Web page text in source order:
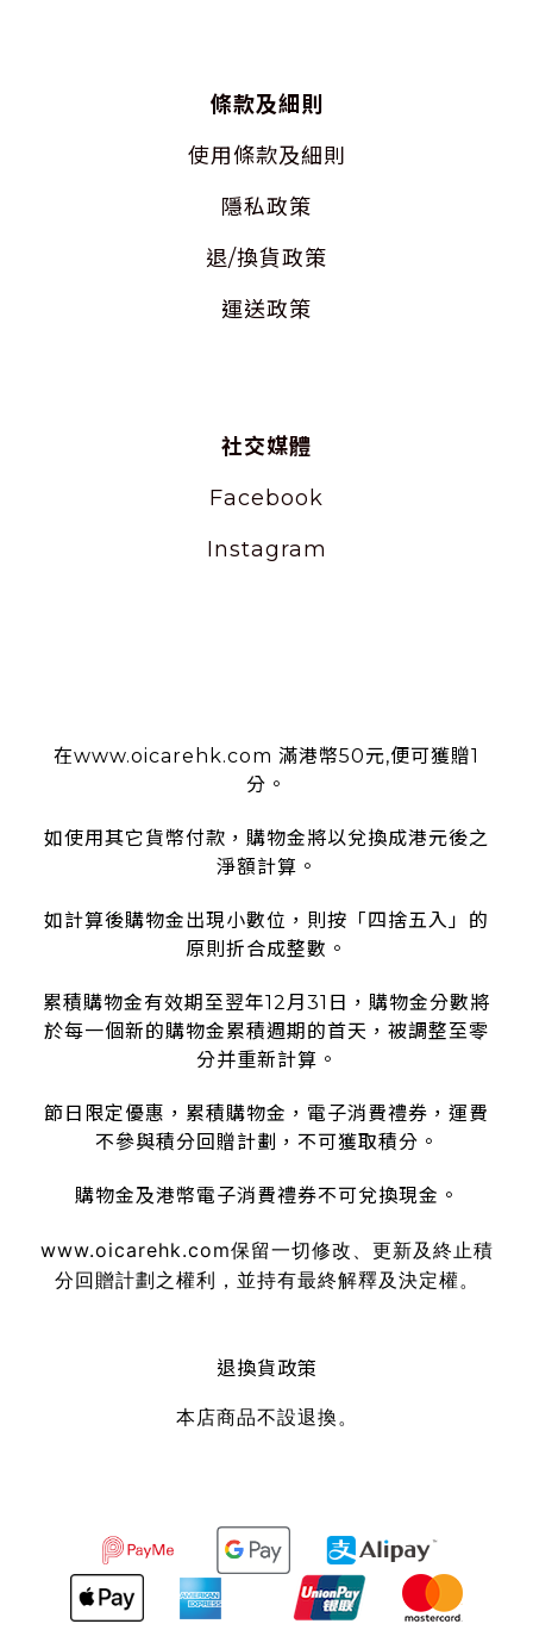
條款及細則
使用條款及細則
隱私政策
退/換貨政策
運送政策
社交媒體
Facebook
Instagram
在www.oicarehk.com 滿港幣50元,便可獲贈1
分。
如使用其它貨幣付款，購物金將以兌換成港元後之
淨額計算。
如計算後購物金出現小數位，則按「四捨五入」的
原則折合成整數。
累積購物金有效期至翌年12月31日，購物金分數將
於每一個新的購物金累積週期的首天，被調整至零
分并重新計算。
節日限定優惠，累積購物金，電子消費禮券，運費
不參與積分回贈計劃，不可獲取積分。
購物金及港幣電子消費禮券不可兌換現金。
www.oicarehk.com保留一切修改、更新及終止積
分回贈計劃之權利，並持有最終解釋及決定權。
退換貨政策
本店商品不設退換。